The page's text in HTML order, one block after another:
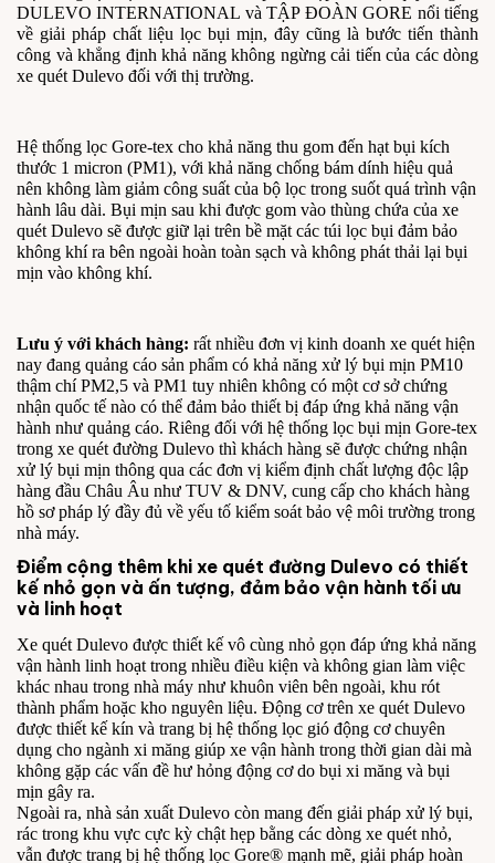
DULEVO INTERNATIONAL và TẬP ĐOÀN GORE nổi tiếng
về giải pháp chất liệu lọc bụi mịn, đây cũng là bước tiến thành
công và khẳng định khả năng không ngừng cải tiến của các dòng
xe quét Dulevo đối với thị trường.
Hệ thống lọc Gore-tex cho khả năng thu gom đến hạt bụi kích
thước 1 micron (PM1), với khả năng chống bám dính hiệu quả
nên không làm giảm công suất của bộ lọc trong suốt quá trình vận
hành lâu dài. Bụi mịn sau khi được gom vào thùng chứa của xe
quét Dulevo sẽ được giữ lại trên bề mặt các túi lọc bụi đảm bảo
không khí ra bên ngoài hoàn toàn sạch và không phát thải lại bụi
mịn vào không khí.
Lưu ý với khách hàng: rất nhiều đơn vị kinh doanh xe quét hiện
nay đang quảng cáo sản phẩm có khả năng xử lý bụi mịn PM10
thậm chí PM2,5 và PM1 tuy nhiên không có một cơ sở chứng
nhận quốc tế nào có thể đảm bảo thiết bị đáp ứng khả năng vận
hành như quảng cáo. Riêng đối với hệ thống lọc bụi mịn Gore-tex
trong xe quét đường Dulevo thì khách hàng sẽ được chứng nhận
xử lý bụi mịn thông qua các đơn vị kiểm định chất lượng độc lập
hàng đầu Châu Âu như TUV & DNV, cung cấp cho khách hàng
hồ sơ pháp lý đầy đủ về yếu tố kiểm soát bảo vệ môi trường trong
nhà máy.
Điểm cộng thêm khi xe quét đường Dulevo có thiết
kế nhỏ gọn và ấn tượng, đảm bảo vận hành tối ưu
và linh hoạt
Xe quét Dulevo được thiết kế vô cùng nhỏ gọn đáp ứng khả năng
vận hành linh hoạt trong nhiều điều kiện và không gian làm việc
khác nhau trong nhà máy như khuôn viên bên ngoài, khu rót
thành phẩm hoặc kho nguyên liệu. Động cơ trên xe quét Dulevo
được thiết kế kín và trang bị hệ thống lọc gió động cơ chuyên
dụng cho ngành xi măng giúp xe vận hành trong thời gian dài mà
không gặp các vấn đề hư hỏng động cơ do bụi xi măng và bụi
mịn gây ra.
Ngoài ra, nhà sản xuất Dulevo còn mang đến giải pháp xử lý bụi,
rác trong khu vực cực kỳ chật hẹp bằng các dòng xe quét nhỏ,
vẫn được trang bị hệ thống lọc Gore® mạnh mẽ, giải pháp hoàn